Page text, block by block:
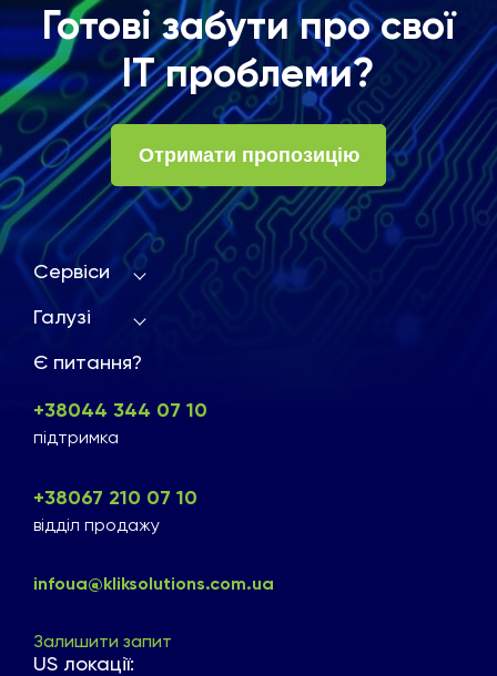
Готові забути про свої
ІТ проблеми?
Отримати пропозицію
Сервіси
Галузі
Є питання?
+38044 344 07 10
підтримка
+38067 210 07 10
відділ продажу
infoua@kliksolutions.com.ua
Залишити запит
US локації: